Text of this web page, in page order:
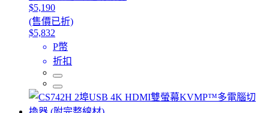
$5,190
(售價已折)
$5,832
P幣
折扣